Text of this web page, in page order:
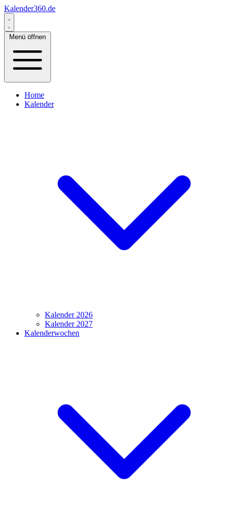
Kalender360.de
Menü öffnen
Home
Kalender
Kalender 2026
Kalender 2027
Kalenderwochen